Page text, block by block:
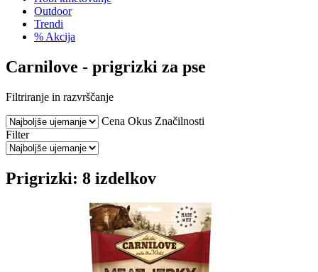
Outdoor
Trendi
% Akcija
Carnilove - prigrizki za pse
Filtriranje in razvrščanje
Cena Okus Značilnosti
Filter
Prigrizki: 8 izdelkov